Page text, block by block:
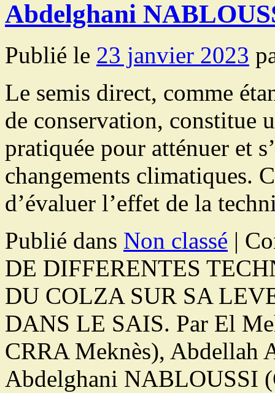
Abdelghani
Publié le 23 janvier 2023
Le semis direct, comme
de conservation, constitue
pratiquée pour atténuer et
changements climatiques.
d’évaluer l’effet de la
Publié dans Non classé |
DE DIFFERENTES
DU COLZA SUR SA
DANS LE SAIS. Par El
CRRA Meknès), Abdellah
Abdelghani NABLOUSSI